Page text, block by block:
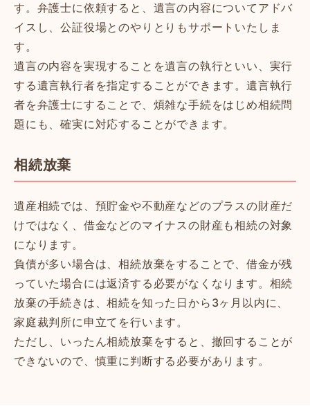
す。弁護士に依頼すると、遺言の内容についてアドバ
イスし、公証役場とのやりとりもサポートいたしま
す。
遺言の内容を実現することを遺言の執行といい、実行
する遺言執行者を指定することができます。遺言執行
者を弁護士にすることで、煩雑な手続をはじめ相続問
題にも、確実に対応することができます。
相続放棄
遺産相続では、預貯金や不動産などのプラスの財産だ
けではなく、借金などのマイナスの財産も相続の対象
になります。
負債が多い場合は、相続放棄をすることで、借金が残
っていた場合には返済する必要がなくなります。相続
放棄の手続きは、相続を知った日から3ヶ月以内に、
家庭裁判所に申立てを行います。
ただし、いったん相続放棄をすると、撤回することが
できないので、慎重に判断する必要があります。